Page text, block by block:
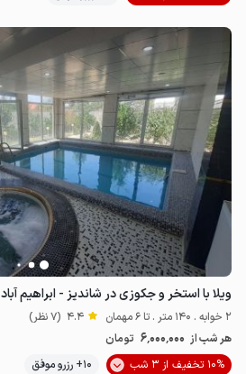
ویلا با استخر و جکوزی در شاندیز - ابراهیم آباد
2 خوابه . 140 متر . تا 6 مهمان 4.4 (7 نظر)
هر شب از 6٬000٬000 تومان
10% تخفیف از 3 شب
10+ رزرو موفق